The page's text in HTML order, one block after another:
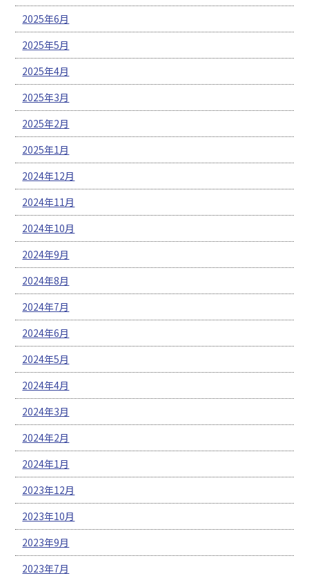
2025年6月
2025年5月
2025年4月
2025年3月
2025年2月
2025年1月
2024年12月
2024年11月
2024年10月
2024年9月
2024年8月
2024年7月
2024年6月
2024年5月
2024年4月
2024年3月
2024年2月
2024年1月
2023年12月
2023年10月
2023年9月
2023年7月